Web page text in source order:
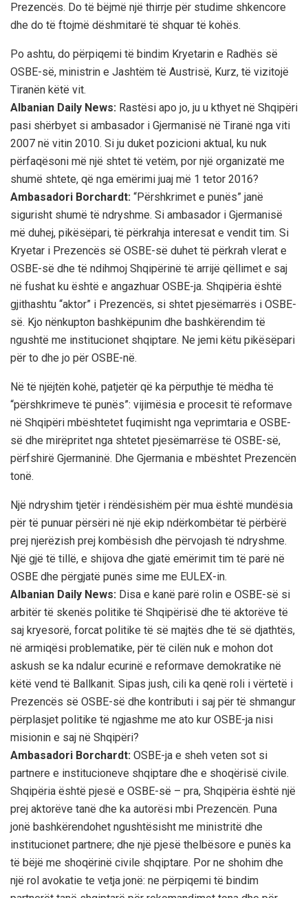
Prezencës. Do të bëjmë një thirrje për studime shkencore
dhe do të ftojmë dëshmitarë të shquar të kohës.
Po ashtu, do përpiqemi të bindim Kryetarin e Radhës së
OSBE-së, ministrin e Jashtëm të Austrisë, Kurz, të vizitojë
Tiranën këtë vit.
Albanian Daily News: Rastësi apo jo, ju u kthyet në Shqipëri
pasi shërbyet si ambasador i Gjermanisë në Tiranë nga viti
2007 në vitin 2010. Si ju duket pozicioni aktual, ku nuk
përfaqësoni më një shtet të vetëm, por një organizatë me
shumë shtete, që nga emërimi juaj më 1 tetor 2016?
Ambasadori Borchardt: “Përshkrimet e punës” janë
sigurisht shumë të ndryshme. Si ambasador i Gjermanisë
më duhej, pikësëpari, të përkrahja interesat e vendit tim. Si
Kryetar i Prezencës së OSBE-së duhet të përkrah vlerat e
OSBE-së dhe të ndihmoj Shqipërinë të arrijë qëllimet e saj
në fushat ku është e angazhuar OSBE-ja. Shqipëria është
gjithashtu “aktor” i Prezencës, si shtet pjesëmarrës i OSBE-
së. Kjo nënkupton bashkëpunim dhe bashkërendim të
ngushtë me institucionet shqiptare. Ne jemi këtu pikësëpari
për to dhe jo për OSBE-në.
Në të njëjtën kohë, patjetër që ka përputhje të mëdha të
“përshkrimeve të punës”: vijimësia e procesit të reformave
në Shqipëri mbështetet fuqimisht nga veprimtaria e OSBE-
së dhe mirëpritet nga shtetet pjesëmarrëse të OSBE-së,
përfshirë Gjermaninë. Dhe Gjermania e mbështet Prezencën
tonë.
Një ndryshim tjetër i rëndësishëm për mua është mundësia
për të punuar përsëri në një ekip ndërkombëtar të përbërë
prej njerëzish prej kombësish dhe përvojash të ndryshme.
Një gjë të tillë, e shijova dhe gjatë emërimit tim të parë në
OSBE dhe përgjatë punës sime me EULEX-in.
Albanian Daily News: Disa e kanë parë rolin e OSBE-së si
arbitër të skenës politike të Shqipërisë dhe të aktorëve të
saj kryesorë, forcat politike të së majtës dhe të së djathtës,
në armiqësi problematike, për të cilën nuk e mohon dot
askush se ka ndalur ecurinë e reformave demokratike në
këtë vend të Ballkanit. Sipas jush, cili ka qenë roli i vërtetë i
Prezencës së OSBE-së dhe kontributi i saj për të shmangur
përplasjet politike të ngjashme me ato kur OSBE-ja nisi
misionin e saj në Shqipëri?
Ambasadori Borchardt: OSBE-ja e sheh veten sot si
partnere e institucioneve shqiptare dhe e shoqërisë civile.
Shqipëria është pjesë e OSBE-së – pra, Shqipëria është një
prej aktorëve tanë dhe ka autorësi mbi Prezencën. Puna
jonë bashkërendohet ngushtësisht me ministritë dhe
institucionet partnere; dhe një pjesë thelbësore e punës ka
të bëjë me shoqërinë civile shqiptare. Por ne shohim dhe
një rol avokatie te vetja jonë: ne përpiqemi të bindim